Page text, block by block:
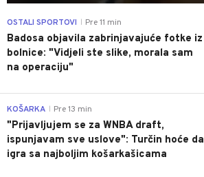
OSTALI SPORTOVI Pre 11 min
Badosa objavila zabrinjavajuće fotke iz
bolnice: "Vidjeli ste slike, morala sam
na operaciju"
KOŠARKA Pre 13 min
"Prijavljujem se za WNBA draft,
ispunjavam sve uslove": Turčin hoće da
igra sa najboljim košarkašicama